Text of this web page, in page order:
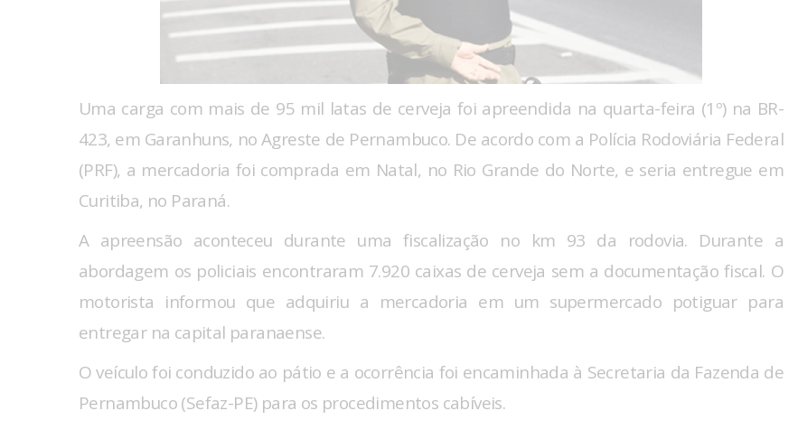
Uma carga com mais de 95 mil latas de cerveja foi apreendida na quarta-feira (1º) na BR-
423, em Garanhuns, no Agreste de Pernambuco. De acordo com a Polícia Rodoviária Federal
(PRF), a mercadoria foi comprada em Natal, no Rio Grande do Norte, e seria entregue em
Curitiba, no Paraná.
A apreensão aconteceu durante uma fiscalização no km 93 da rodovia. Durante a
abordagem os policiais encontraram 7.920 caixas de cerveja sem a documentação fiscal. O
motorista informou que adquiriu a mercadoria em um supermercado potiguar para
entregar na capital paranaense.
O veículo foi conduzido ao pátio e a ocorrência foi encaminhada à Secretaria da Fazenda de
Pernambuco (Sefaz-PE) para os procedimentos cabíveis.